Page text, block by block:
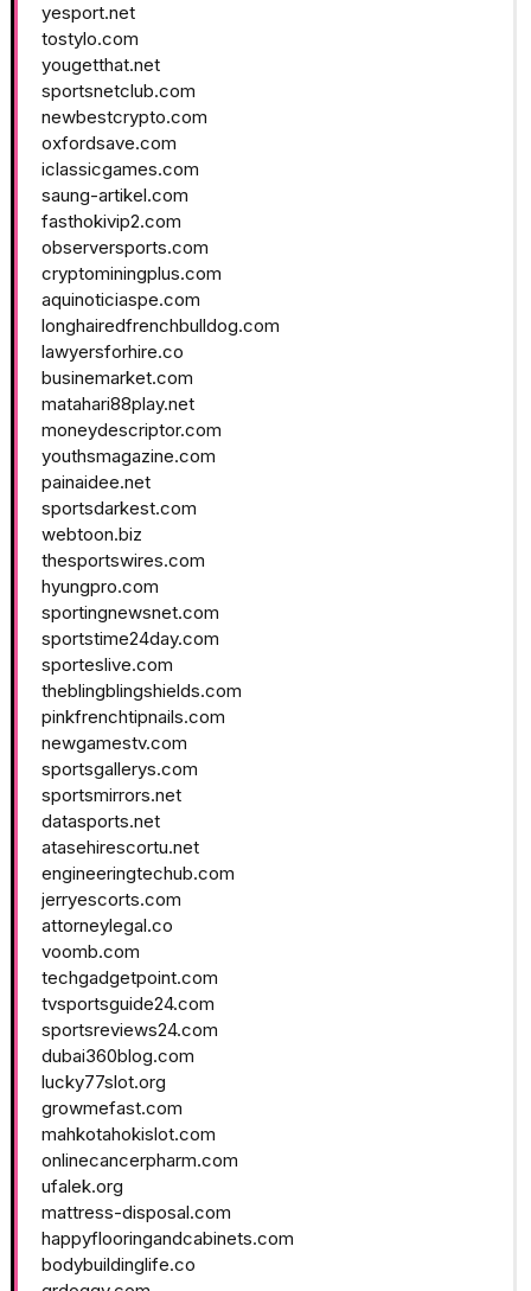
yesport.net
tostylo.com
yougetthat.net
sportsnetclub.com
newbestcrypto.com
oxfordsave.com
iclassicgames.com
saung-artikel.com
fasthokivip2.com
observersports.com
cryptominingplus.com
aquinoticiaspe.com
longhairedfrenchbulldog.com
lawyersforhire.co
businemarket.com
matahari88play.net
moneydescriptor.com
youthsmagazine.com
painaidee.net
sportsdarkest.com
webtoon.biz
thesportswires.com
hyungpro.com
sportingnewsnet.com
sportstime24day.com
sporteslive.com
theblingblingshields.com
pinkfrenchtipnails.com
newgamestv.com
sportsgallerys.com
sportsmirrors.net
datasports.net
atasehirescortu.net
engineeringtechub.com
jerryescorts.com
attorneylegal.co
voomb.com
techgadgetpoint.com
tvsportsguide24.com
sportsreviews24.com
dubai360blog.com
lucky77slot.org
growmefast.com
mahkotahokislot.com
onlinecancerpharm.com
ufalek.org
mattress-disposal.com
happyflooringandcabinets.com
bodybuildinglife.co